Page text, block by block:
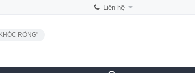
Liên hệ
RÒNG"